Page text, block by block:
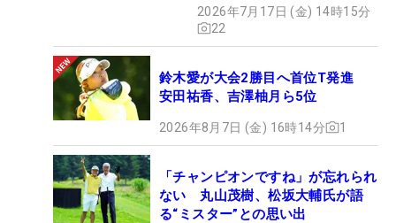
2026年7月17日 (金) 14時15分
22
鈴木愛が大会2勝目へ首位T発進
安田祐香、吉澤柚月ら5位
2026年8月7日 (金) 16時14分 1
「チャンピオンですね」が忘れられ
ない 丸山茂樹、松坂大輔氏が語
る“ミスター”との思い出